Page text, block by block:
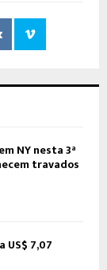
NY nesta 3ª
travados
US$ 7,07